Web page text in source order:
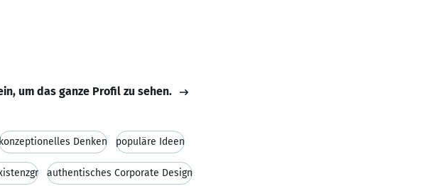
um das ganze Profil zu sehen.
Denken populäre Ideen
authentisches Corporate Design